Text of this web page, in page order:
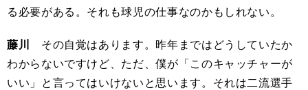
る必要がある。それも球児の仕事なのかもしれない。
藤川
その自覚はあります。昨年まではどうしていたか
わからないですけど、ただ、僕が「このキャッチャーが
いい」と言ってはいけないと思います。それは二流選手